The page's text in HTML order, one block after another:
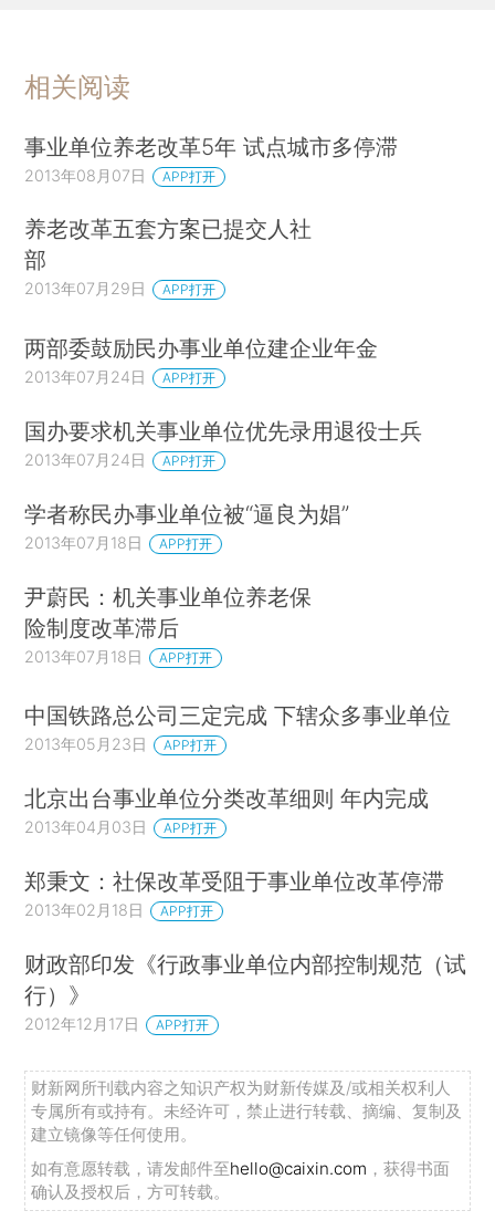
相关阅读
事业单位养老改革5年 试点城市多停滞
2013年08月07日 APP打开
养老改革五套方案已提交人社
部
2013年07月29日 APP打开
两部委鼓励民办事业单位建企业年金
2013年07月24日 APP打开
国办要求机关事业单位优先录用退役士兵
2013年07月24日 APP打开
学者称民办事业单位被“逼良为娼”
2013年07月18日 APP打开
尹蔚民：机关事业单位养老保
险制度改革滞后
2013年07月18日 APP打开
中国铁路总公司三定完成 下辖众多事业单位
2013年05月23日 APP打开
北京出台事业单位分类改革细则 年内完成
2013年04月03日 APP打开
郑秉文：社保改革受阻于事业单位改革停滞
2013年02月18日 APP打开
财政部印发《行政事业单位内部控制规范（试
行）》
2012年12月17日 APP打开
财新网所刊载内容之知识产权为财新传媒及/或相关权利人
专属所有或持有。未经许可，禁止进行转载、摘编、复制及
建立镜像等任何使用。
如有意愿转载，请发邮件至hello@caixin.com ，获得书面
确认及授权后，方可转载。